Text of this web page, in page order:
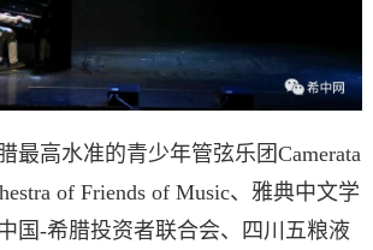
最高水准的青少年管弦乐团Camerata
of Friends of Music、雅典中文学
国-希腊投资者联合会、四川五粮液